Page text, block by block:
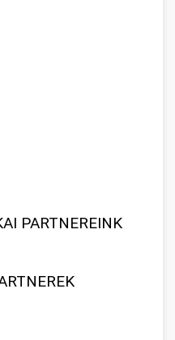
PARTNEREINK